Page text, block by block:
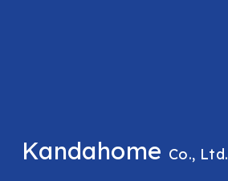
Kandahome Co., Ltd.